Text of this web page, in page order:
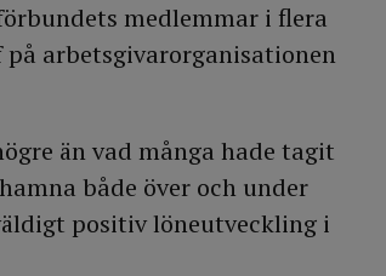
medlemmar i flera
arbetsgivarorganisationen
än vad många hade tagit
både över och under
positiv löneutveckling i